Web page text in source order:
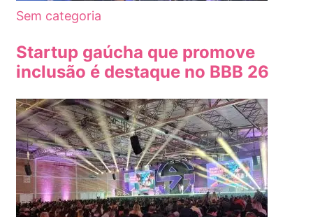
Sem categoria
Startup gaúcha que promove
inclusão é destaque no BBB 26